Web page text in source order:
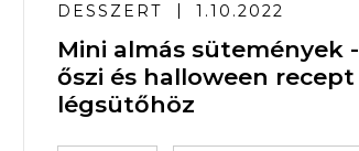
DESSZERT 1.10.2022
Mini almás sütemények -
őszi és halloween recept
légsütőhöz